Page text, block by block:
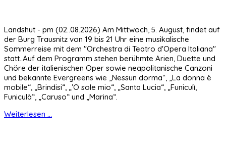
Landshut - pm (02..08.2026) Am Mittwoch, 5. August, findet auf
der Burg Trausnitz von 19 bis 21 Uhr eine musikalische
Sommerreise mit dem "Orchestra di Teatro d'Opera Italiana"
statt..Auf dem Programm stehen berühmte Arien, Duette und
Chöre der italienischen Oper sowie neapolitanische Canzoni
und bekannte Evergreens wie „Nessun dorma“, „La donna è
mobile“, „Brindisi“, „’O sole mio“, „Santa Lucia“, „Funiculì,
Funiculà“, „Caruso“ und „Marina“.
Weiterlesen ...